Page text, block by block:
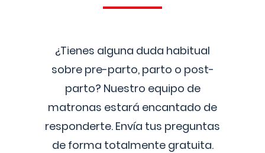
¿Tienes alguna duda habitual
sobre pre-parto, parto o post-
parto? Nuestro equipo de
matronas estará encantado de
responderte. Envía tus preguntas
de forma totalmente gratuita.